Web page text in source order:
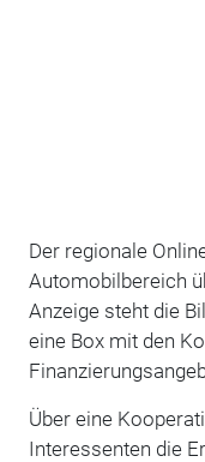
Der regionale
Automobilbereich
Anzeige steht die
eine Box mit den
Über eine
Interessenten die